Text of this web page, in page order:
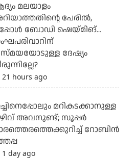
മലയാളം
പേരില്‍,
ബോഡി ഷെയ്മിങ്...
ദേഷ്യം
21 hours ago
മറികടക്കാനുള്ള
അവനുണ്ട്; സൂപ്പര്‍
റോബിന്‍
1 day ago